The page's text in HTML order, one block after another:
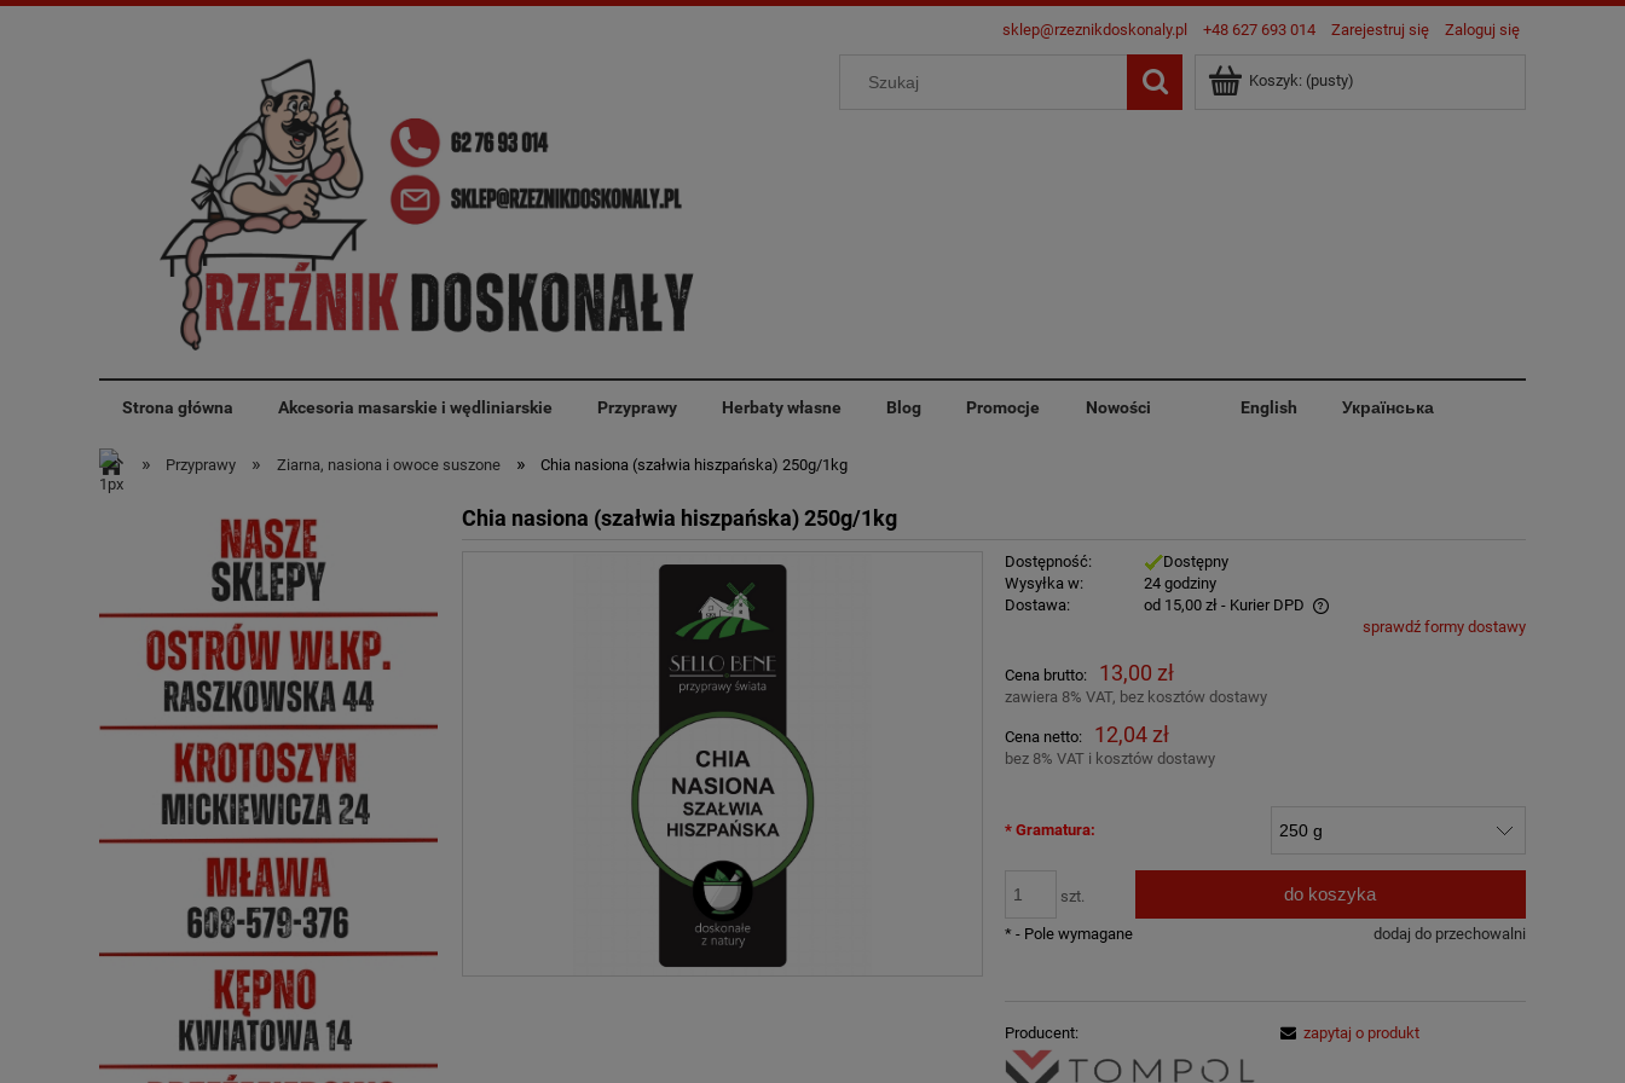
sklep@rzeznikdoskonaly.pl +48 627 693 014 Zarejestruj się Zaloguj się
Koszyk: (pusty)
Strona główna Akcesoria masarskie i wędliniarskie Przyprawy Herbaty własne Blog Promocje Nowości English Українська
» Przyprawy » Ziarna, nasiona i owoce suszone » Chia nasiona (szałwia hiszpańska) 250g/1kg
Chia nasiona (szałwia hiszpańska) 250g/1kg
Dostępność:
Dostępny
Wysyłka w:
24 godziny
Dostawa:
od 15,00 zł - Kurier DPD
Cena nie zawiera ewentualnych kosztów
płatności
sprawdź formy dostawy
Cena brutto: 13,00 zł
zawiera 8% VAT, bez kosztów dostawy
Cena netto: 12,04 zł
bez 8% VAT i kosztów dostawy
* Gramatura:
szt. do koszyka
dodaj do przechowalni
* - Pole wymagane
Producent: zapytaj o produkt